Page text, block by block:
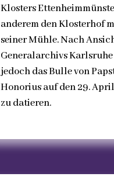
Klosters
anderem den Klosterhof
seiner Mühle. Nach
Generalarchivs
jedoch das Bulle von
Honorius auf den 29.
zu datieren.